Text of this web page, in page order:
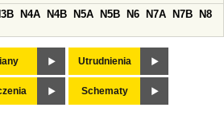
N4A N4B N5A N5B N6 N7A N7B
N8
Utrudnienia
Schematy